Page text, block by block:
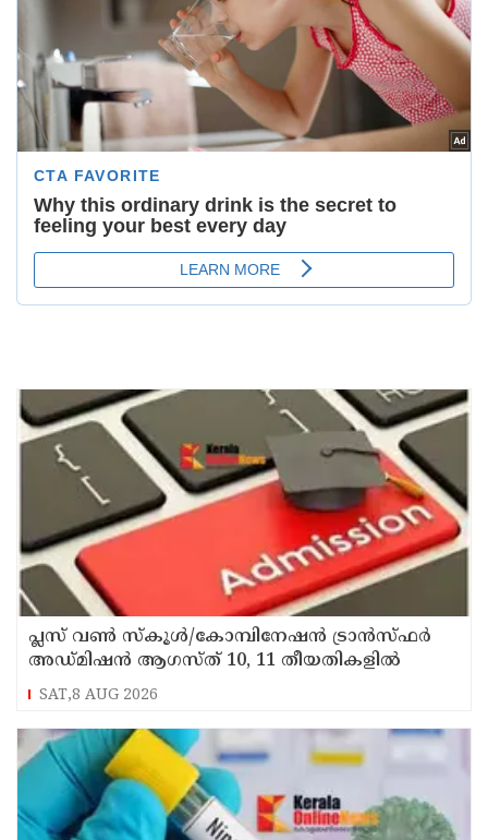
പ്ലസ് വൺ സ്‌കൂൾ/കോമ്പിനേഷൻ ട്രാൻസ്ഫർ
അഡ്മിഷൻ ആഗസ്ത് 10, 11 തീയതികളിൽ
SAT,8 AUG 2026